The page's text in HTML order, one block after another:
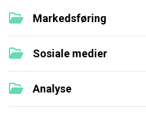
Markedsføring
Sosiale medier
Analyse